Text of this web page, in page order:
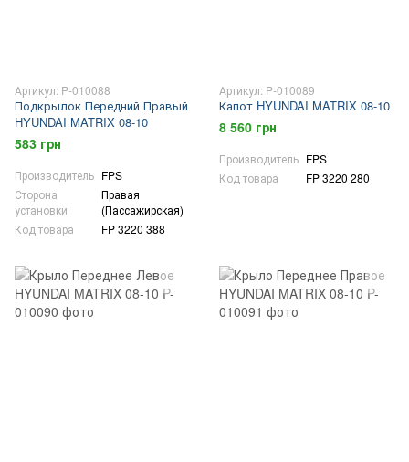
Артикул: P-010088
Подкрылок Передний Правый
HYUNDAI MATRIX 08-10
583 грн
Производитель FPS
Сторона
установки
Правая
(Пассажирская)
Код товара
FP 3220 388
Артикул: P-010089
Капот HYUNDAI MATRIX 08-10
8 560 грн
Производитель FPS
Код товара
FP 3220 280